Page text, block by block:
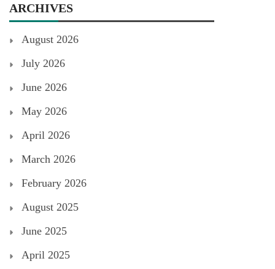
ARCHIVES
August 2026
July 2026
June 2026
May 2026
April 2026
March 2026
February 2026
August 2025
June 2025
April 2025